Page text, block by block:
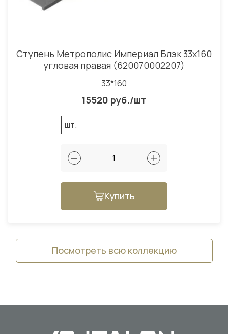
Ступень Метрополис Империал Блэк 33x160
угловая правая (620070002207)
33*160
15520 руб./шт
шт.
Купить
Посмотреть всю коллекцию